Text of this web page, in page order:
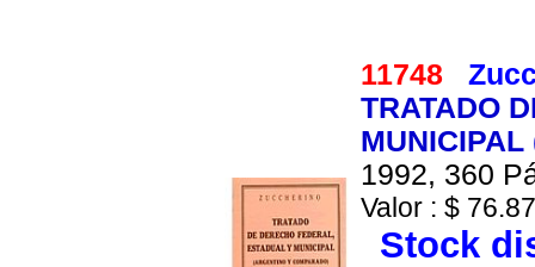
11748
TRATADO
MUNICIPAL
1992, 360
Valor : $
Stock